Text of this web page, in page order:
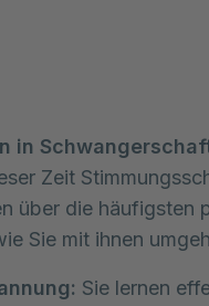
in
Zeit
über die häufigsten
Sie mit ihnen
Sie lernen